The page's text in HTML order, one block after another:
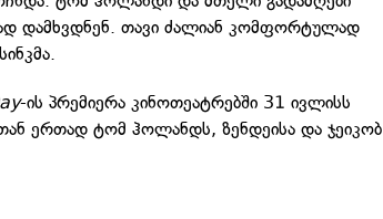
დამხვდნენ. თავი ძალიან კომფორტულად
-ის პრემიერა კინოთეატრებში 31 ივლისს
ერთად ტომ ჰოლანდს, ზენდეისა და ჯეიკობ